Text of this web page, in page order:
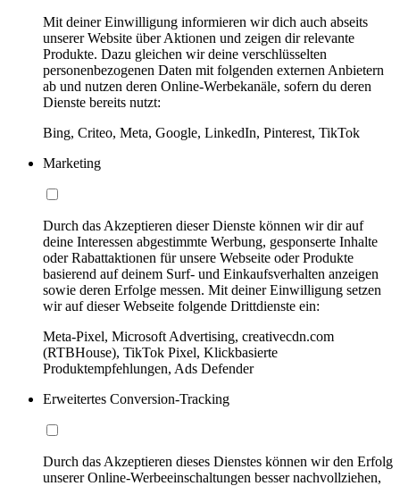
Mit deiner Einwilligung informieren wir dich auch abseits
unserer Website über Aktionen und zeigen dir relevante
Produkte. Dazu gleichen wir deine verschlüsselten
personenbezogenen Daten mit folgenden externen Anbietern
ab und nutzen deren Online-Werbekanäle, sofern du deren
Dienste bereits nutzt:
Bing, Criteo, Meta, Google, LinkedIn, Pinterest, TikTok
Marketing
Durch das Akzeptieren dieser Dienste können wir dir auf
deine Interessen abgestimmte Werbung, gesponserte Inhalte
oder Rabattaktionen für unsere Webseite oder Produkte
basierend auf deinem Surf- und Einkaufsverhalten anzeigen
sowie deren Erfolge messen. Mit deiner Einwilligung setzen
wir auf dieser Webseite folgende Drittdienste ein:
Meta-Pixel, Microsoft Advertising, creativecdn.com
(RTBHouse), TikTok Pixel, Klickbasierte
Produktempfehlungen, Ads Defender
Erweitertes Conversion-Tracking
Durch das Akzeptieren dieses Dienstes können wir den Erfolg
unserer Online-Werbeeinschaltungen besser nachvollziehen,